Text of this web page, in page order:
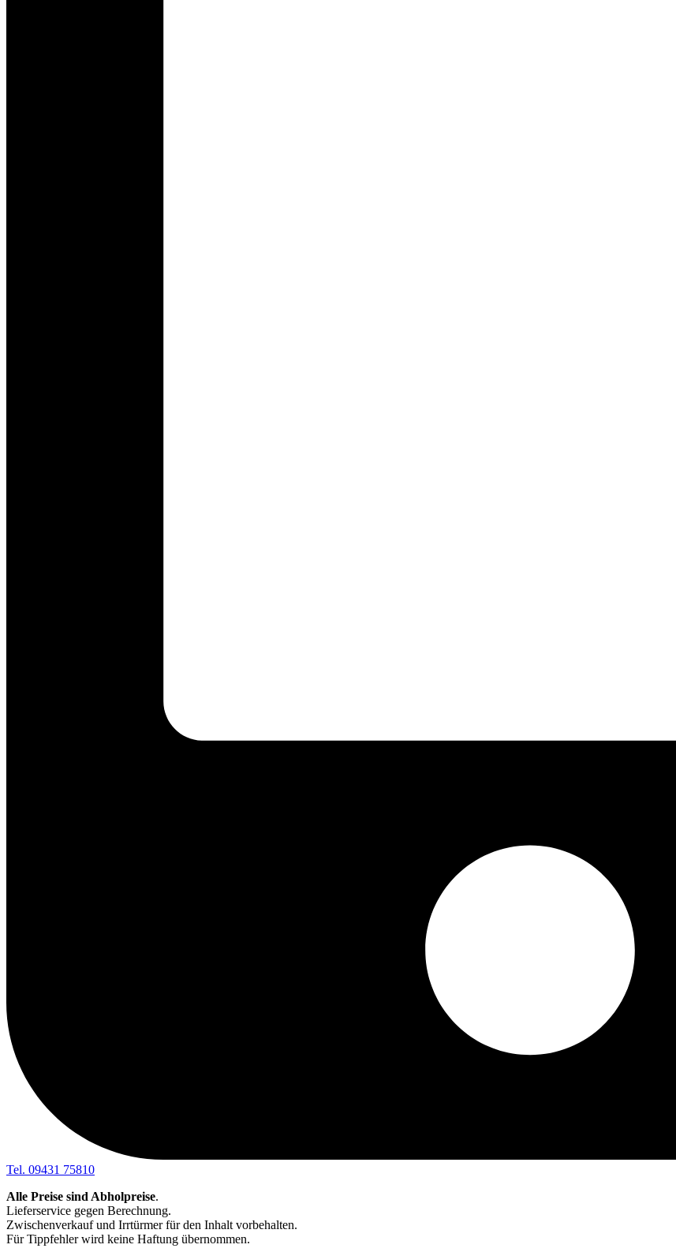
Tel. 09431 75810
Alle Preise sind Abholpreise.
Lieferservice gegen Berechnung.
Zwischenverkauf und Irrtürmer für den Inhalt vorbehalten.
Für Tippfehler wird keine Haftung übernommen.